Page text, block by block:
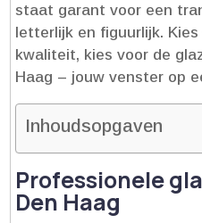
staat garant voor een
letterlijk en figuurlijk.​
kwaliteit, kies voor de
Haag – jouw venster op
Inhoudsopgaven
Professionele
Den Haag